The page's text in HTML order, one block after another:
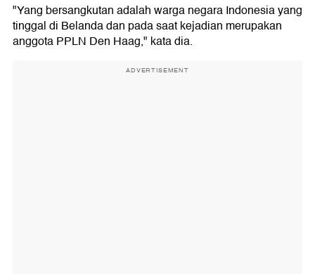
"Yang bersangkutan adalah warga negara Indonesia yang
tinggal di Belanda dan pada saat kejadian merupakan
anggota PPLN Den Haag," kata dia.
ADVERTISEMENT